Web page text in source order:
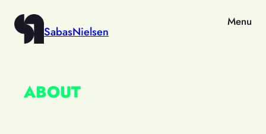
SabasNielsen
Menu
ABOUT